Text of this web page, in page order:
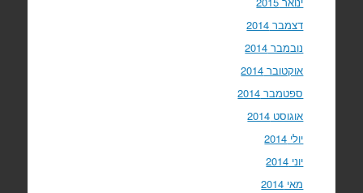
דצמבר 2014
נובמבר 2014
אוקטובר 2014
ספטמבר 2014
אוגוסט 2014
יולי 2014
יוני 2014
מאי 2014